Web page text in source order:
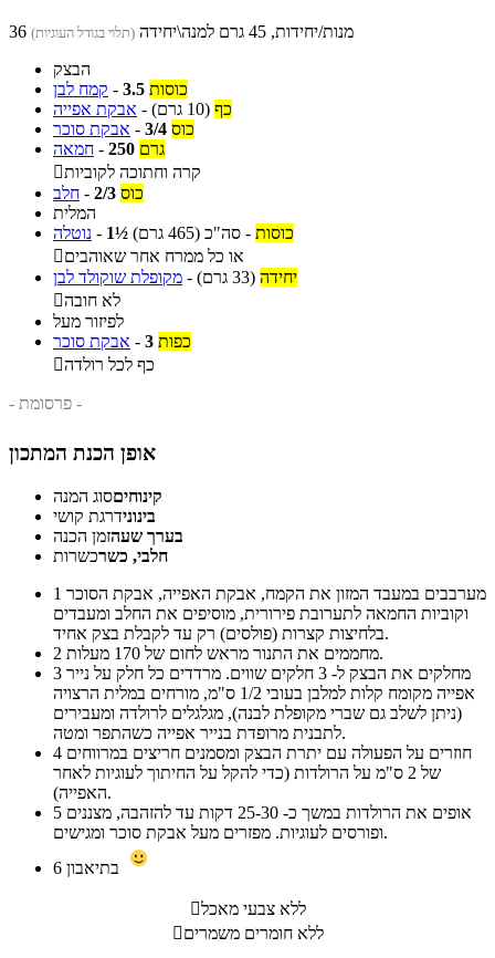
36 מנות/יחידות, 45 גרם למנה\יחידה (תלוי בגודל העוגיות)
הבצק
קמח לבן - 3.5 כוסות
אבקת אפייה - כף (10 גרם)
אבקת סוכר - 3/4 כוס
חמאה - 250 גרם
קרה וחתוכה לקוביות
חלב - 2/3 כוס
המלית
נוטלה - 1½ כוסות - סה"כ (465 גרם)
או כל ממרח אחר שאוהבים
מקופלת שוקולד לבן - יחידה (33 גרם)
לא חובה
לפיזור מעל
אבקת סוכר - 3 כפות
כף לכל רולדה
- פרסומת -
אופן הכנת המתכון
קינוחיםסוג המנה
בינונידרגת קושי
בערך שעהזמן הכנה
חלבי, כשרכשרות
1
וקוביות החמאה לתערובת פירורית, מוסיפים את החלב ומעבדים
בלחיצות קצרות (פולסים) רק עד לקבלת בצק אחיד.
2
מחממים את התנור מראש לחום של 170 מעלות.
3
אפייה מקומח קלות למלבן בעובי 1/2 ס"מ, מורחים במלית הרצויה
(ניתן לשלב גם שברי מקופלת לבנה), מגלגלים לרולדה ומעבירים
לתבנית מרופדת בנייר אפייה כשהתפר ומטה.
4
של 2 ס"מ על הרולדות (כדי להקל על החיתוך לעוגיות לאחר
האפייה).
5
ופורסים לעוגיות. מפזרים מעל אבקת סוכר ומגישים.
6
ללא צבעי מאכל
ללא חומרים משמרים